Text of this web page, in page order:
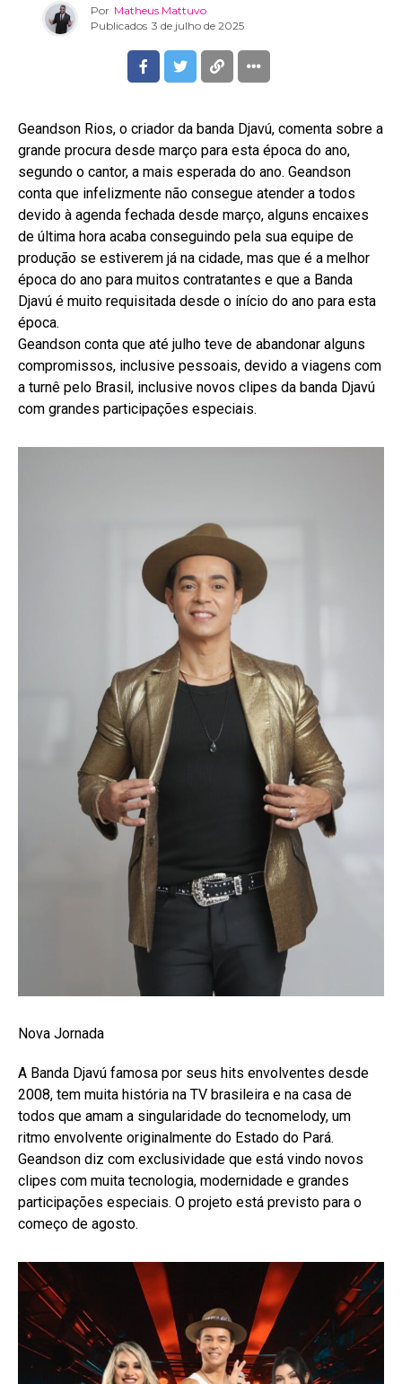
Por Matheus Mattuvo
Publicados 3 de julho de 2025
Geandson Rios, o criador da banda Djavú, comenta sobre a
grande procura desde março para esta época do ano,
segundo o cantor, a mais esperada do ano. Geandson
conta que infelizmente não consegue atender a todos
devido à agenda fechada desde março, alguns encaixes
de última hora acaba conseguindo pela sua equipe de
produção se estiverem já na cidade, mas que é a melhor
época do ano para muitos contratantes e que a Banda
Djavú é muito requisitada desde o início do ano para esta
época.
Geandson conta que até julho teve de abandonar alguns
compromissos, inclusive pessoais, devido a viagens com
a turnê pelo Brasil, inclusive novos clipes da banda Djavú
com grandes participações especiais.
Nova Jornada
A Banda Djavú famosa por seus hits envolventes desde
2008, tem muita história na TV brasileira e na casa de
todos que amam a singularidade do tecnomelody, um
ritmo envolvente originalmente do Estado do Pará.
Geandson diz com exclusividade que está vindo novos
clipes com muita tecnologia, modernidade e grandes
participações especiais. O projeto está previsto para o
começo de agosto.